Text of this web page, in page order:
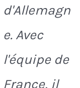
d'Allemagn
e. Avec
l'équipe de
France, il